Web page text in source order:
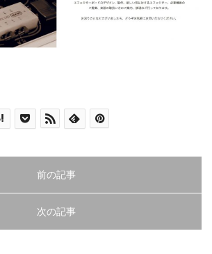
前の記事
次の記事